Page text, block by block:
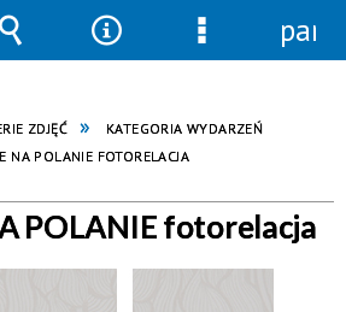
ZDJĘĆ
KATEGORIA WYDARZEŃ
NA POLANIE FOTORELACJA
POLANIE fotorelacja
NarzędziaMenu